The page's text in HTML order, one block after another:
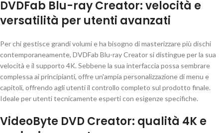
DVDFab Blu-ray Creator: velocità e
versatilità per utenti avanzati
Per chi gestisce grandi volumi e ha bisogno di masterizzare più dischi
contemporaneamente, DVDFab Blu-ray Creator si distingue per la sua
velocità e il supporto 4K. Sebbene la sua interfaccia possa sembrare
complessa ai principianti, offre un'ampia personalizzazione di menu e
capitoli, offrendo agli utenti il controllo completo sul prodotto finale.
Ideale per utenti tecnicamente esperti con esigenze specifiche.
VideoByte DVD Creator: qualità 4K e